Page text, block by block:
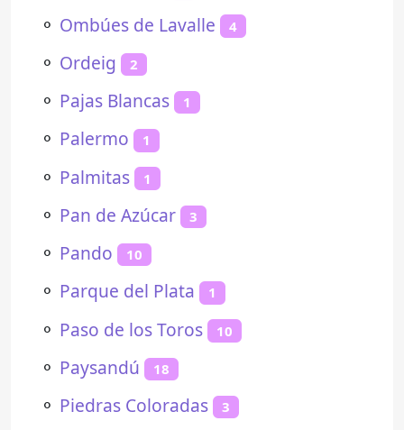
⚬ Ombúes de Lavalle 4
⚬ Ordeig 2
⚬ Pajas Blancas 1
⚬ Palermo 1
⚬ Palmitas 1
⚬ Pan de Azúcar 3
⚬ Pando 10
⚬ Parque del Plata 1
⚬ Paso de los Toros 10
⚬ Paysandú 18
⚬ Piedras Coloradas 3